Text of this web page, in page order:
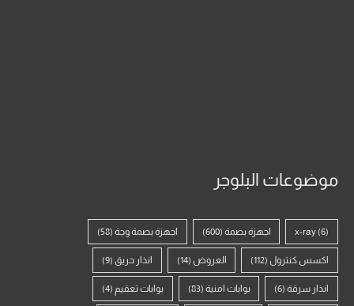
موضوعات البلوجر
x-ray (6) اجهزة بصمة (600) اجهزة بصمة وجة(58)
اكسس كنترول(112) العروض (14) انذار حريق(9)
انذار سرقة(6) بوابات امنية (83) بوابات تعقيم (4)